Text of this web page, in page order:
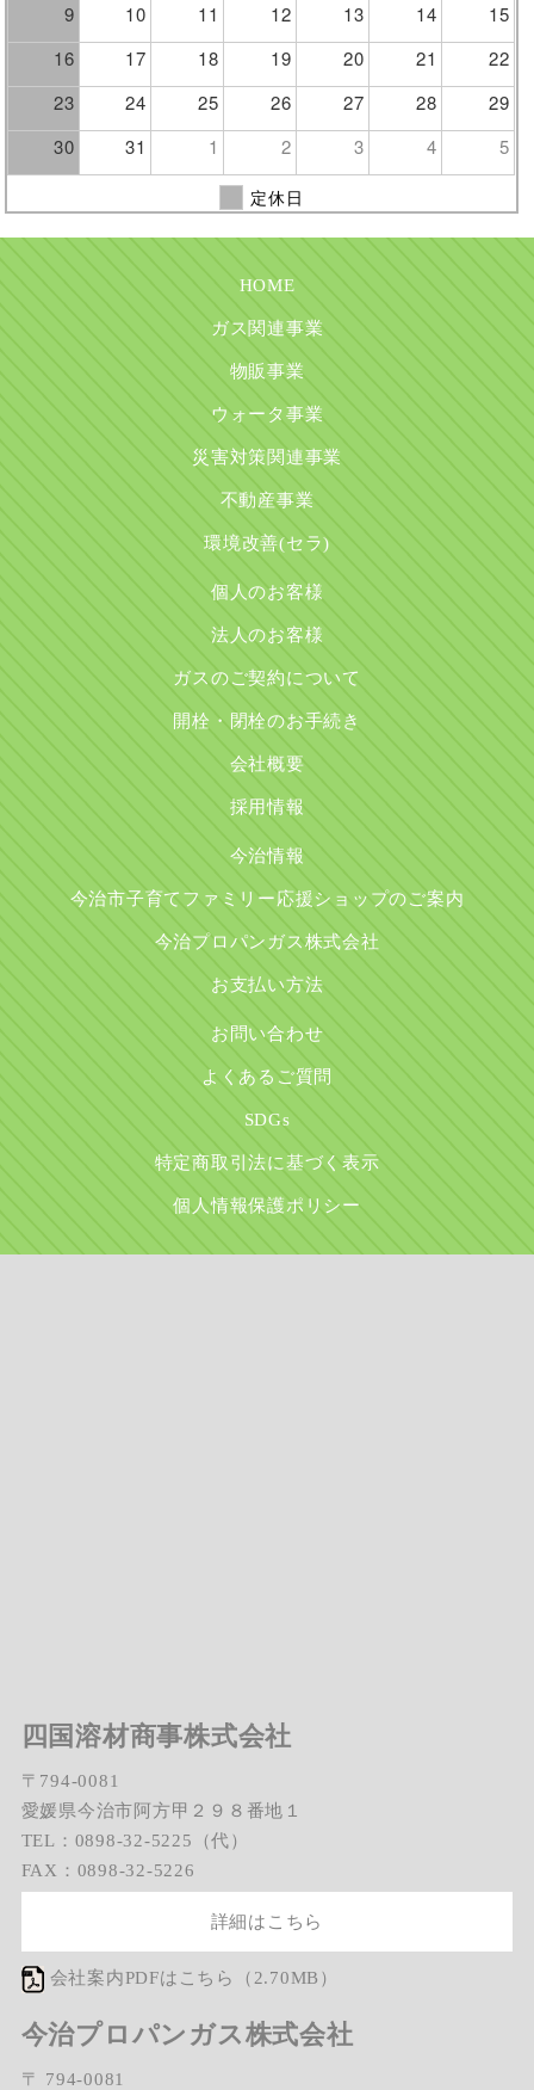
9
10 11 12 13 14
15
16
17 18 19 20 21
22
23
24 25 26 27 28
29
30
31 1 2 3 4 5
定休日
HOME
ガス関連事業
物販事業
ウォータ事業
災害対策関連事業
不動産事業
環境改善(セラ)
個人のお客様
法人のお客様
ガスのご契約について
開栓・閉栓のお手続き
会社概要
採用情報
今治情報
今治市子育てファミリー応援ショップのご案内
今治プロパンガス株式会社
お支払い方法
お問い合わせ
よくあるご質問
SDGs
特定商取引法に基づく表示
個人情報保護ポリシー
四国溶材商事株式会社
〒794-0081
愛媛県今治市阿方甲２９８番地１
TEL：0898-32-5225（代）
FAX：0898-32-5226
詳細はこちら
会社案内PDFはこちら（2.70MB）
今治プロパンガス株式会社
〒 794-0081